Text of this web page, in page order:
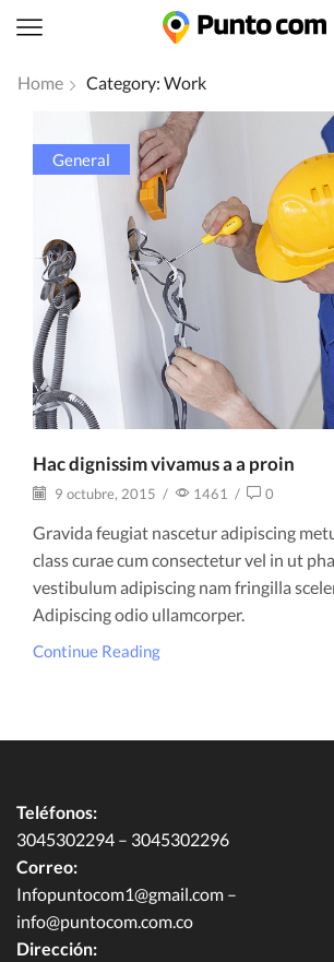
Home Category: Work
General
Hac dignissim vivamus a a proin
9 octubre, 2015 / 1461 / 0
Gravida feugiat nascetur adipiscing
class curae cum consectetur vel in ut
vestibulum adipiscing nam fringilla
Adipiscing odio ullamcorper.
Continue Reading
Teléfonos:
3045302294 – 3045302296
Correo:
Infopuntocom1@gmail.com –
info@puntocom.com.co
Dirección: